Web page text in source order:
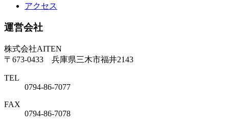
アクセス
運営会社
株式会社AITEN
〒673-0433 兵庫県三木市福井2143
TEL
0794-86-7077
FAX
0794-86-7078